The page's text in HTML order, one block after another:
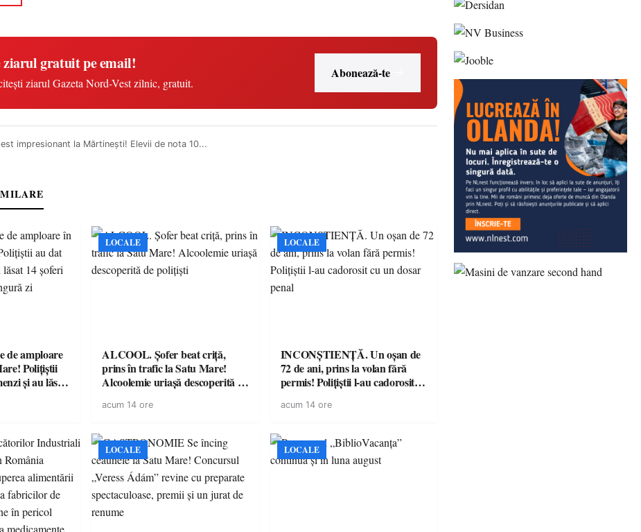
ziarul gratuit pe email!
ziarul Gazeta Nord-Vest zilnic, gratuit.
Abonează-te
impresionant la Mărtinești! Elevii de nota 10...
de amploare
Polițiștii
și au lăsat
LOCALE
ALCOOL. Șofer beat criță,
prins în trafic la Satu Mare!
Alcoolemie uriașă descoperită de
acum 14 ore
LOCALE
INCONȘTIENȚĂ. Un oșan de
72 de ani, prins la volan fără
permis! Polițiștii l-au cadorosit
acum 14 ore
LOCALE LOCALE